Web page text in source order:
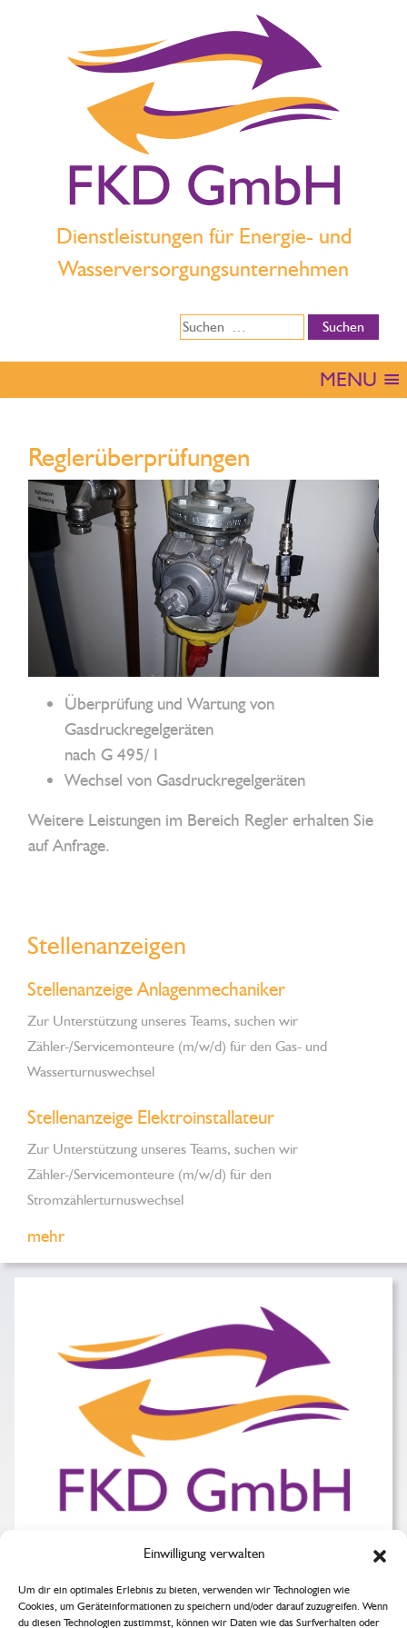
Einwilligung verwalten
Um dir ein optimales Erlebnis zu bieten, verwenden wir Technologien wie
Cookies, um Geräteinformationen zu speichern und/oder darauf zuzugreifen. Wenn
du diesen Technologien zustimmst, können wir Daten wie das Surfverhalten oder
Dienstleistungen für Energie- und
Wasserversorgungsunternehmen
MENU
Reglerüberprüfungen
Überprüfung und Wartung von
Gasdruckregelgeräten
nach G 495/ I
Wechsel von Gasdruckregelgeräten
Weitere Leistungen im Bereich Regler erhalten Sie
auf Anfrage.
Stellenanzeigen
Stellenanzeige Anlagenmechaniker
Zur Unterstützung unseres Teams, suchen wir
Zähler-/Servicemonteure (m/w/d) für den Gas- und
Wasserturnuswechsel
Stellenanzeige Elektroinstallateur
Zur Unterstützung unseres Teams, suchen wir
Zähler-/Servicemonteure (m/w/d) für den
Stromzählerturnuswechsel
mehr
FKD GmbH
Gutenbergstr. 7A
76761 Rülzheim